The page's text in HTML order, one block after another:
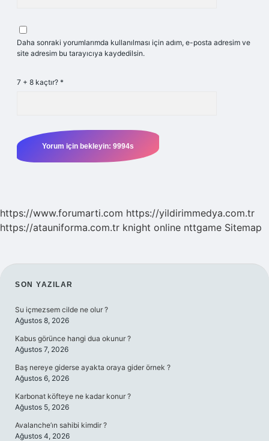
Daha sonraki yorumlarımda kullanılması için adım, e-posta adresim ve
site adresim bu tarayıcıya kaydedilsin.
7 + 8 kaçtır? *
https://www.forumarti.com https://yildirimmedya.com.tr
https://atauniforma.com.tr knight online nttgame Sitemap
SIDEBAR
SON YAZILAR
Su içmezsem cilde ne olur ?
Ağustos 8, 2026
Kabus görünce hangi dua okunur ?
Ağustos 7, 2026
Baş nereye giderse ayakta oraya gider örnek ?
Ağustos 6, 2026
Karbonat köfteye ne kadar konur ?
Ağustos 5, 2026
Avalanche’ın sahibi kimdir ?
Ağustos 4, 2026